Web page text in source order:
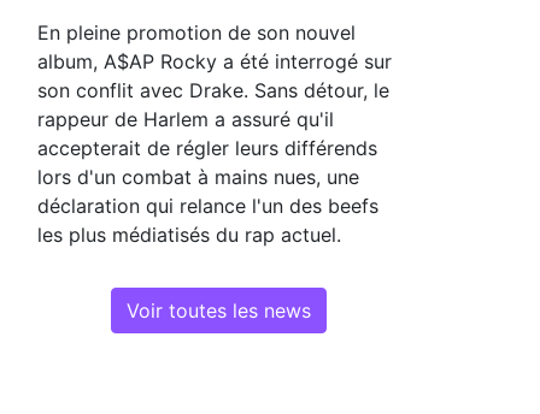
En pleine promotion de son nouvel
album, A$AP Rocky a été interrogé sur
son conflit avec Drake. Sans détour, le
rappeur de Harlem a assuré qu'il
accepterait de régler leurs différends
lors d'un combat à mains nues, une
déclaration qui relance l'un des beefs
les plus médiatisés du rap actuel.
Voir toutes les news